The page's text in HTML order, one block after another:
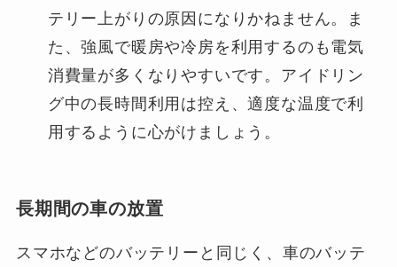
テリー上がりの原因になりかねません。ま
た、強風で暖房や冷房を利用するのも電気
消費量が多くなりやすいです。アイドリン
グ中の長時間利用は控え、適度な温度で利
用するように心がけましょう。
長期間の車の放置
スマホなどのバッテリーと同じく、車のバッテ